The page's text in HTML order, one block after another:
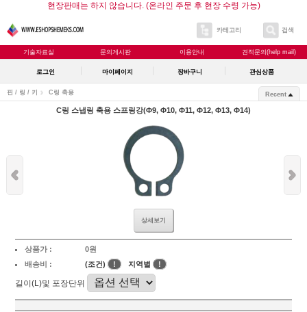
현장판매는 하지 않습니다. (온라인 주문 후 현장 수령 가능)
카테고리 검색
기술자료실 문의게시판 이용안내 견적문의(help mail)
로그인 마이페이지 장바구니 관심상품
핀 / 링 / 키 C링 축용 Recent
C링 스냅링 축용 스프링강(Φ9, Φ10, Φ11, Φ12, Φ13, Φ14)
상세보기
상품가 :
0원
배송비 :
(조건) ! 지역별 !
길이(L)및 포장단위